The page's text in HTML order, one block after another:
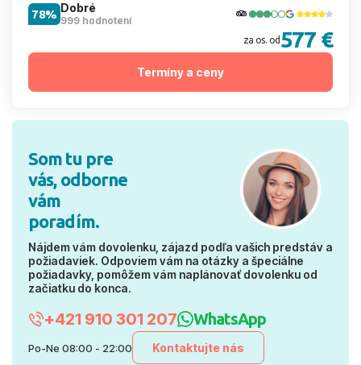
Dobré
999 hodnotení
78%
za os. od 577 €
Termíny a ceny
Som tu pre
vás, odborne
vám
poradím.
Nájdem vám dovolenku, zájazd podľa vašich predstáv a
požiadaviek. Odpoviem vám na otázky a špeciálne
požiadavky, pomôžem vám naplánovať dovolenku od
začiatku do konca.
+421 910 301 207 WhatsApp
Po-Ne 08:00 - 22:00 Kontaktujte nás